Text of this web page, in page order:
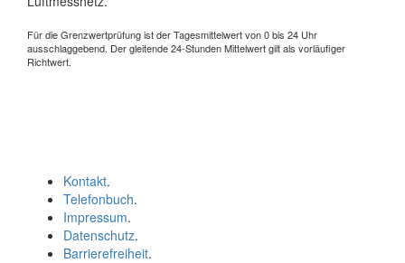
Für die Grenzwertprüfung ist der Tagesmittelwert von 0 bis 24 Uhr
ausschlaggebend. Der gleitende 24-Stunden Mittelwert gilt als vorläufiger
Richtwert.
Kontakt.
Telefonbuch.
Impressum.
Datenschutz.
Barrierefreiheit.